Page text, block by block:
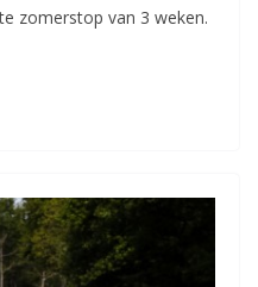
zomerstop van 3 weken.